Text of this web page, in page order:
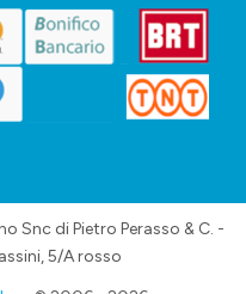
Snc di Pietro Perasso & C. -
5/A rosso